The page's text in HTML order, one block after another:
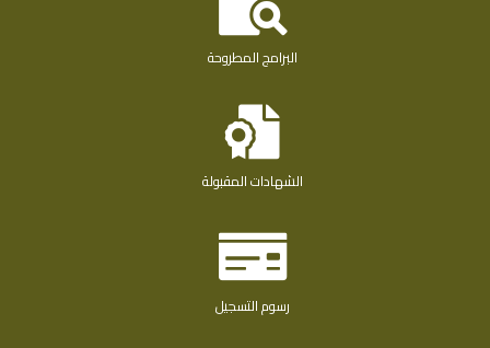
البرامج المطروحة
الشهادات المقبولة
رسوم التسجيل